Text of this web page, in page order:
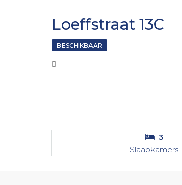
Loeffstraat 13C
BESCHIKBAAR
3
Slaapkamers